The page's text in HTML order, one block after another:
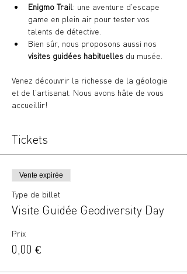
Enigmo Trail: une aventure d'escape
game en plein air pour tester vos
talents de détective.
Bien sûr, nous proposons aussi nos
visites guidées habituelles du musée.
Venez découvrir la richesse de la géologie
et de l'artisanat. Nous avons hâte de vous
accueillir!
Tickets
Vente expirée
Type de billet
Visite Guidée Geodiversity Day
Prix
0,00 €